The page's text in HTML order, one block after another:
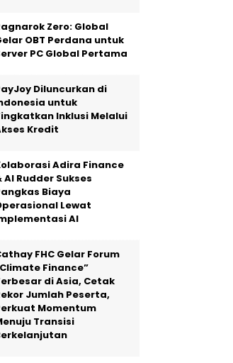
Zero: Global
OBT Perdana untuk
PC Global Pertama
Diluncurkan di
untuk
Inklusi Melalui
Kredit
Adira Finance
AI Rudder Sukses
Biaya
Lewat
AI
FHC Gelar Forum
Finance”
di Asia, Cetak
Jumlah Peserta,
Momentum
Transisi